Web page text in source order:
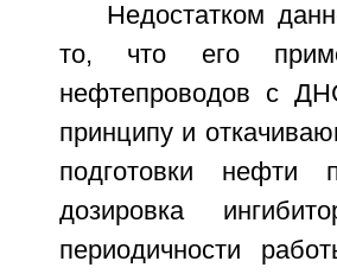
Недостатком
то, что его
нефтепроводов с
принципу и
подготовки нефти
дозировка
периодичности